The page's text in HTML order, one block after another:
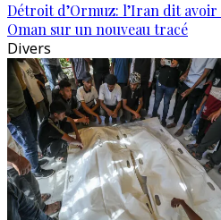
Détroit d’Ormuz: l’Iran dit
Oman sur un nouveau tracé
Divers